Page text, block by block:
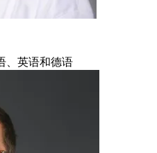
、英语和德语